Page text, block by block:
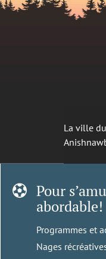
La ville
Pour
abordable!
Programmes et
Nages